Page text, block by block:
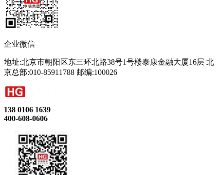
企业微信
地址:北京市朝阳区东三环北路38号1号楼泰康金融大厦16层 北
京总部:010-85911788 邮编:100026
138 0106 1639
400-608-0606